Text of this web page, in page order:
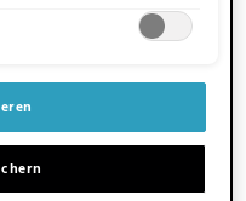
Dekolleté